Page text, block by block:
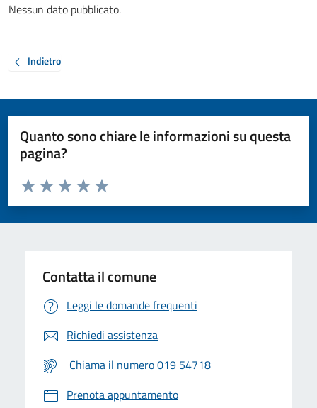
Nessun dato pubblicato.
Indietro
Quanto sono chiare le informazioni su questa
pagina?
Valuta da 1 a 5 stelle la pagina
Valuta 5 stelle su 5
Valuta 4 stelle su 5
Valuta 3 stelle su 5
Valuta 2 stelle su 5
Valuta 1 stelle su 5
Contatta il comune
Leggi le domande frequenti
Richiedi assistenza
Chiama il numero 019 54718
Prenota appuntamento